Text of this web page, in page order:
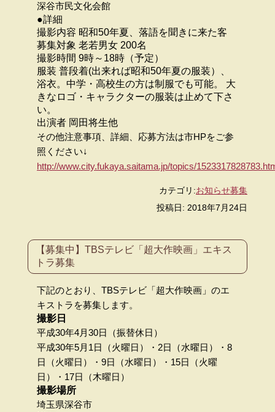
深谷市民文化会館
●詳細
撮影内容 昭和50年夏、落語を聞きに来た客
募集対象 老若男女 200名
撮影時間 9時～18時（予定）
服装 普段着(出来れば昭和50年夏の服装）、
浴衣。中学・高校生の方は制服でも可能。 大
きなロゴ・キャラクターの服装は止めて下さ
い。
出演者 岡田将生他
その他注意事項、詳細、応募方法は市HPをご参
照ください↓
http://www.city.fukaya.saitama.jp/topics/
カテゴリ:お知らせ募集
投稿日: 2018年7月24日
【募集中】TBSテレビ「超大作映画」エキス
トラ募集
下記のとおり、TBSテレビ「超大作映画」のエ
キストラを募集します。
撮影日
平成30年4月30日（振替休日）
平成30年5月1日（火曜日）・2日（水曜日）・8
日（火曜日）・9日（水曜日）・15日（火曜
日）・17日（木曜日）
撮影場所
埼玉県深谷市